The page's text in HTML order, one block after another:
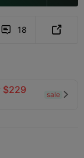
 18 
$229
sale 